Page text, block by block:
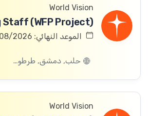
World Vision
Staff (WFP Project)
الموعد النهائي: 13/08/2026
حلب, دمشق, طرطوس, ريف دمشق, ديرالزور, درعا, السويداء, إدلب, القنيطرة, اللاذقية, الرقة, حمص, الحسكة, حماة
World Vision